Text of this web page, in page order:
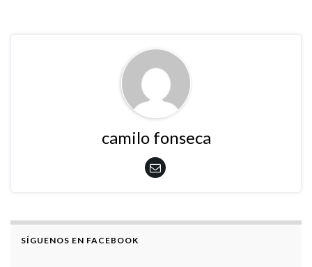
camilo fonseca
SÍGUENOS EN FACEBOOK